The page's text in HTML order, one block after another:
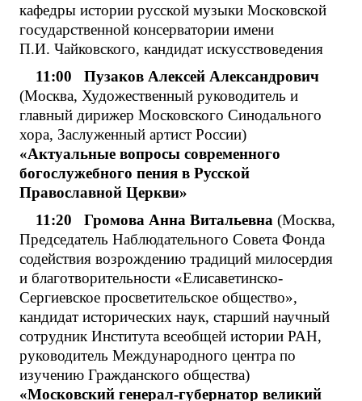
кафедры истории русской музыки Московской
государственной консерватории имени
П.И. Чайковского, кандидат искусствоведения
11:00 Пузаков Алексей Александрович
(Москва, Художественный руководитель и
главный дирижер Московского Синодального
хора, Заслуженный артист России)
«Актуальные вопросы современного
богослужебного пения в Русской
Православной Церкви»
11:20 Громова Анна Витальевна (Москва,
Председатель Наблюдательного Совета Фонда
содействия возрождению традиций милосердия
и благотворительности «Елисаветинско-
Сергиевское просветительское общество»,
кандидат исторических наук, старший научный
сотрудник Института всеобщей истории РАН,
руководитель Международного центра по
изучению Гражданского общества)
«Московский генерал-губернатор великий